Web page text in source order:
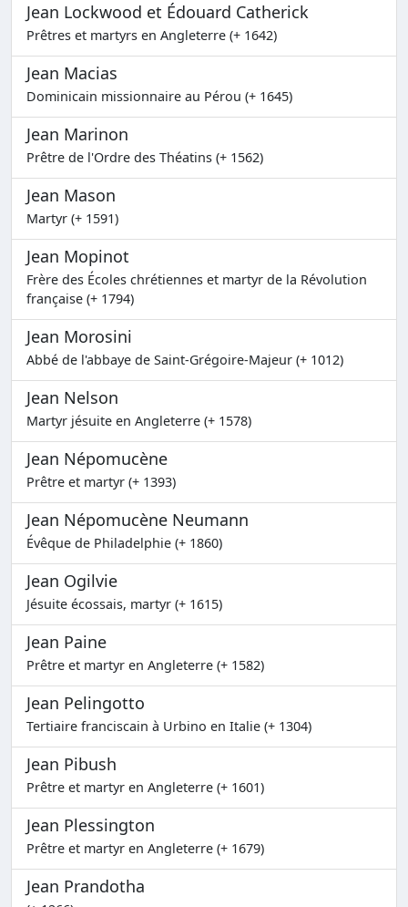
Jean Lockwood et Édouard Catherick
Prêtres et martyrs en Angleterre (+ 1642)
Jean Macias
Dominicain missionnaire au Pérou (+ 1645)
Jean Marinon
Prêtre de l'Ordre des Théatins (+ 1562)
Jean Mason
Martyr (+ 1591)
Jean Mopinot
Frère des Écoles chrétiennes et martyr de la Révolution
française (+ 1794)
Jean Morosini
Abbé de l'abbaye de Saint-Grégoire-Majeur (+ 1012)
Jean Nelson
Martyr jésuite en Angleterre (+ 1578)
Jean Népomucène
Prêtre et martyr (+ 1393)
Jean Népomucène Neumann
Évêque de Philadelphie (+ 1860)
Jean Ogilvie
Jésuite écossais, martyr (+ 1615)
Jean Paine
Prêtre et martyr en Angleterre (+ 1582)
Jean Pelingotto
Tertiaire franciscain à Urbino en Italie (+ 1304)
Jean Pibush
Prêtre et martyr en Angleterre (+ 1601)
Jean Plessington
Prêtre et martyr en Angleterre (+ 1679)
Jean Prandotha